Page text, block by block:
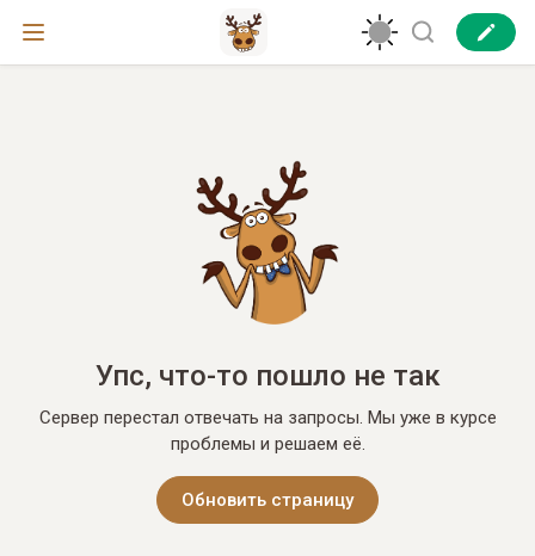
Упс, что-то пошло не так
Сервер перестал отвечать на запросы. Мы уже в курсе
проблемы и решаем её.
Обновить страницу